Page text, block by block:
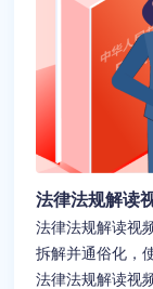
法律法规解读
法律法规解读视
拆解并通俗化，
法律法规解读视